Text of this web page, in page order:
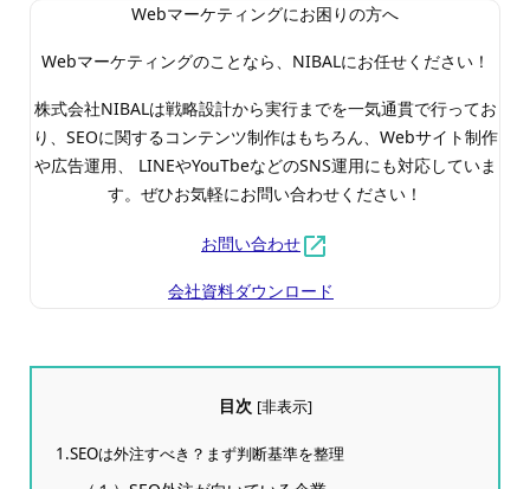
Webマーケティングにお困りの方へ
Webマーケティングのことなら、NIBALにお任せください！
株式会社NIBALは戦略設計から実行までを一気通貫で行ってお
り、SEOに関するコンテンツ制作はもちろん、Webサイト制作
や広告運用、 LINEやYouTbeなどのSNS運用にも対応していま
す。ぜひお気軽にお問い合わせください！
お問い合わせ
会社資料ダウンロード
目次 [非表示]
1.SEOは外注すべき？まず判断基準を整理